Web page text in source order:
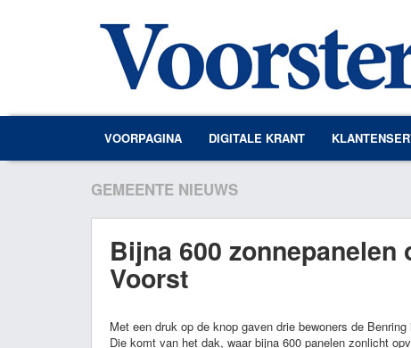
VOORPAGINA DIGITALE KRANT
GEMEENTE NIEUWS
Bijna 600 zonnepanelen
Voorst
Met een druk op de knop gaven drie bewoners de
Die komt van het dak, waar bijna 600 panelen zonlicht